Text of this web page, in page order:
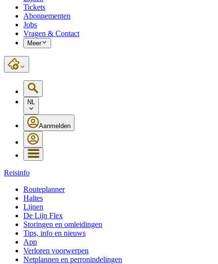
Tickets
Abonnementen
Jobs
Vragen & Contact
Meer
NL
Aanmelden
Reisinfo
Routeplanner
Haltes
Lijnen
De Lijn Flex
Storingen en omleidingen
Tips, info en nieuws
App
Verloren voorwerpen
Netplannen en perronindelingen